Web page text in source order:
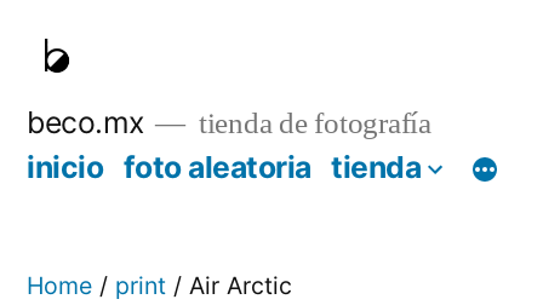
content
beco.mx tienda de fotografía
inicio foto aleatoria tienda
Home / print / Air Arctic